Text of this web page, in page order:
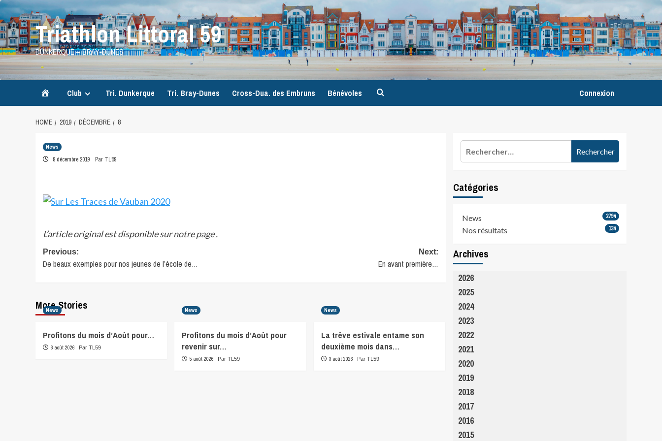
Skip
to
content
Triathlon Littoral 59
DUNKERQUE – BRAY-DUNES
Accueil
Club Tri. Dunkerque Tri. Bray-Dunes Cross-Dua. des Embruns Bénévoles Connexion
HOME 2019 DÉCEMBRE 8
News
8 décembre 2019 Par TL59
L’article original est disponible surnotre page.
Post
navigation
Previous:
De beaux exemples pour nos jeunes de l’école de…
Next:
En avant première…
More Stories
News
Profitons du mois d’Août pour…
6 août 2026 Par TL59
News
Profitons du mois d’Août pour
revenir sur…
5 août 2026 Par TL59
News
La trêve estivale entame son
deuxième mois dans…
3 août 2026 Par TL59
Catégories
News 2794
Nos résultats 134
Archives
2026
2025
2024
2023
2022
2021
2020
2019
2018
2017
2016
2015